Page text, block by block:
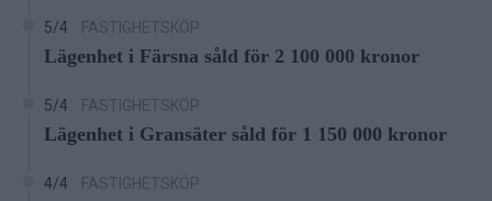
5/4 FASTIGHETSKÖP
Lägenhet i Färsna såld för 2 100 000 kronor
5/4 FASTIGHETSKÖP
Lägenhet i Gransäter såld för 1 150 000 kronor
4/4 FASTIGHETSKÖP